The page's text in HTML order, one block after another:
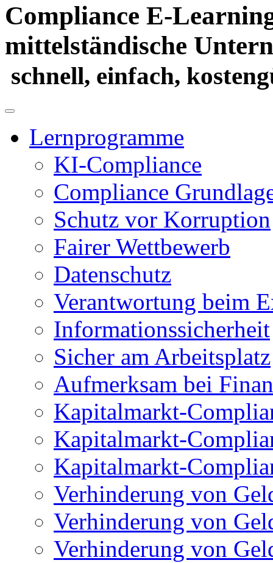
Compliance E-
mittelständische
schnell, einfach,
Lernprogramme
KI-Compliance
Compliance
Schutz vor Korruption
Fairer Wettbewerb
Datenschutz
Verantwortung beim
Informationssicherheit
Sicher am Arbeitsplatz
Aufmerksam bei
Kapitalmarkt-
Kapitalmarkt-
Kapitalmarkt-
Verhinderung von
Verhinderung von
Verhinderung von